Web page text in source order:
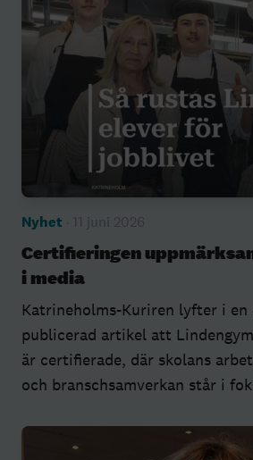
Nyhet · 11 juni 2026
Certifieringen
i media
Katrineholms-Kuriren lyfter i en
publicerad artikel att
är certifierade, där skolans
och branschsamverkan står i